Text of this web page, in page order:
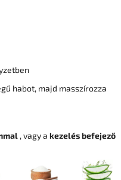
habot, majd masszírozza
, vagy a kezelés befejező